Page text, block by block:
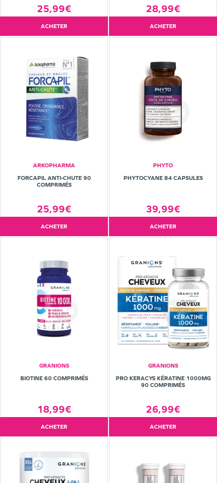
25,99€
ACHETER
28,99€
ACHETER
ARKOPHARMA
FORCAPIL ANTI-CHUTE 90
COMPRIMÉS
25,99€
ACHETER
PHYTO
PHYTOCYANE 84 CAPSULES
39,99€
ACHETER
GRANIONS
BIOTINE 60 COMPRIMÉS
18,99€
ACHETER
GRANIONS
PRO KERACYS KÉRATINE 1000MG
90 COMPRIMÉS
26,99€
ACHETER